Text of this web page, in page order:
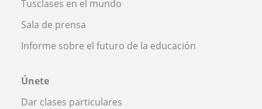
Tusclases en el mundo
Sala de prensa
Informe sobre el futuro de la educación
Únete
Dar clases particulares